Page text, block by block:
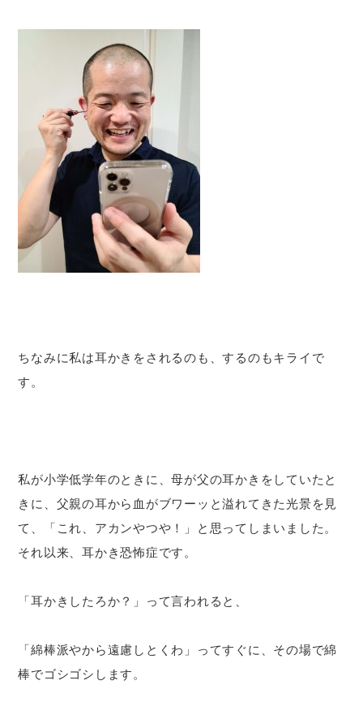
ちなみに私は耳かきをされるのも、するのもキライで
す。
私が小学低学年のときに、母が父の耳かきをしていたと
きに、父親の耳から血がブワーッと溢れてきた光景を見
て、「これ、アカンやつや！」と思ってしまいました。
それ以来、耳かき恐怖症です。
「耳かきしたろか？」って言われると、
「綿棒派やから遠慮しとくわ」ってすぐに、その場で綿
棒でゴシゴシします。